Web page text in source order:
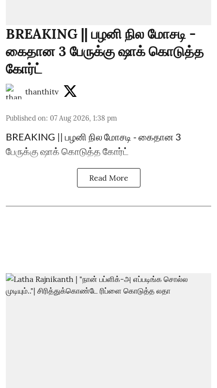
BREAKING || பழனி நில மோசடி -
கைதான 3 பேருக்கு ஷாக் கொடுத்த
கோர்ட்
thanthitv
Published on: 07 Aug 2026, 1:38 pm
BREAKING || பழனி நில மோசடி - கைதான 3
பேருக்கு ஷாக் கொடுத்த கோர்ட்
Read More